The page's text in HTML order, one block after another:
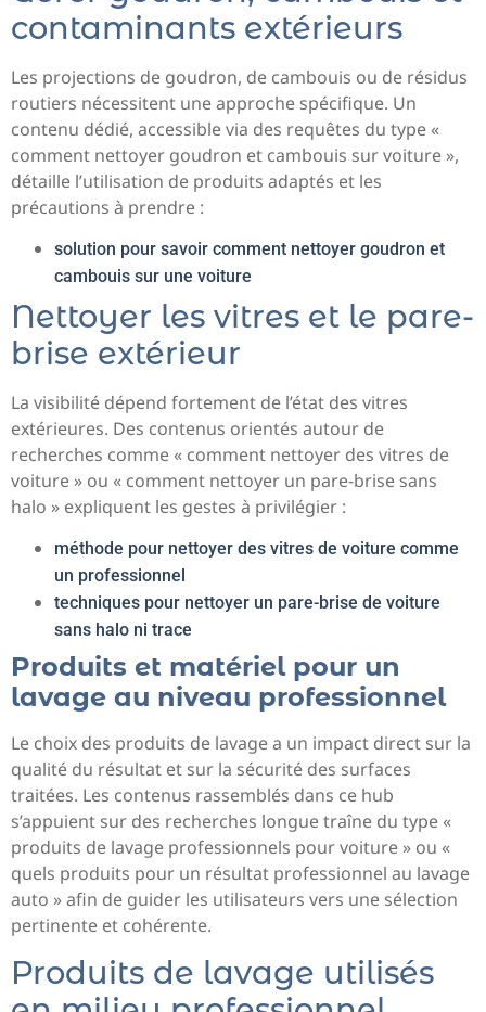
contaminants extérieurs
Les projections de goudron, de cambouis ou de résidus
routiers nécessitent une approche spécifique. Un
contenu dédié, accessible via des requêtes du type «
comment nettoyer goudron et cambouis sur voiture »,
détaille l’utilisation de produits adaptés et les
précautions à prendre :
solution pour savoir comment nettoyer goudron et
cambouis sur une voiture
Nettoyer les vitres et le pare-
brise extérieur
La visibilité dépend fortement de l’état des vitres
extérieures. Des contenus orientés autour de
recherches comme « comment nettoyer des vitres de
voiture » ou « comment nettoyer un pare-brise sans
halo » expliquent les gestes à privilégier :
méthode pour nettoyer des vitres de voiture comme
un professionnel
techniques pour nettoyer un pare-brise de voiture
sans halo ni trace
Produits et matériel pour un
lavage au niveau professionnel
Le choix des produits de lavage a un impact direct sur la
qualité du résultat et sur la sécurité des surfaces
traitées. Les contenus rassemblés dans ce hub
s’appuient sur des recherches longue traîne du type «
produits de lavage professionnels pour voiture » ou «
quels produits pour un résultat professionnel au lavage
auto » afin de guider les utilisateurs vers une sélection
pertinente et cohérente.
Produits de lavage utilisés